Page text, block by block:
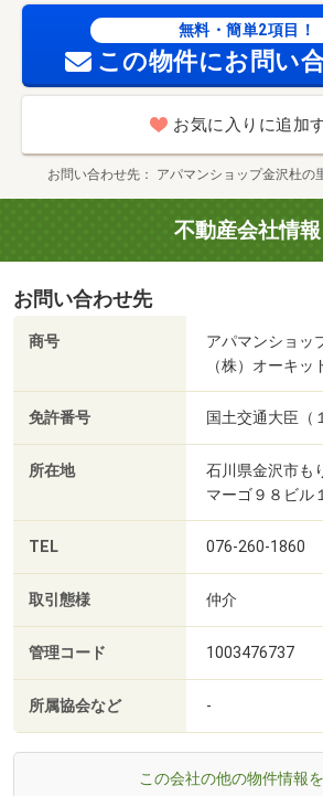
アピタタウン金沢ベイ（ショッピング
２ｍ/賃貸戸数:4戸
無料・簡単2項目！
この物件にお問い
お気に入りに追加
お問い合わせ先 アパマンショップ金沢杜の
不動産会社情報
お問い合わせ先
商号
アパマンショッ
（株）オーキッ
免許番号 国土交通大臣（
所在地
石川県金沢市も
マーゴ９８ビル
TEL 076-260-1860
取引態様 仲介
管理コード 1003476737
所属協会など -
この会社の他の物件情報